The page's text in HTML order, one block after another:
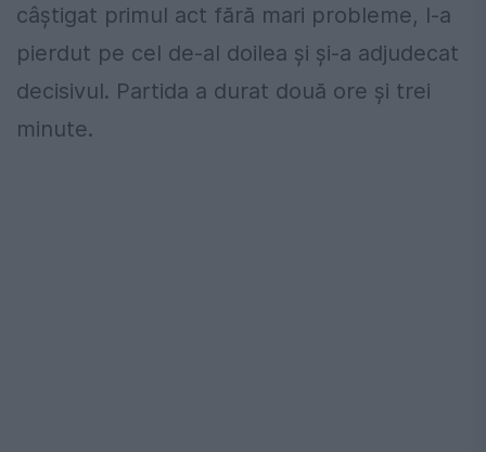
câștigat primul act fără mari probleme, l-a
pierdut pe cel de-al doilea și și-a adjudecat
decisivul. Partida a durat două ore și trei
minute.